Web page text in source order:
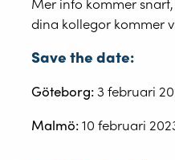
dina kollegor kommer
Save the date:
Göteborg:3 februari
Malmö:10 februari